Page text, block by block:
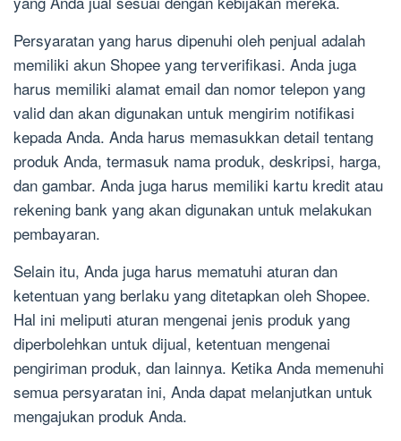
Persyaratan yang harus dipenuhi oleh penjual adalah
memiliki akun Shopee yang terverifikasi. Anda juga
harus memiliki alamat email dan nomor telepon yang
valid dan akan digunakan untuk mengirim notifikasi
kepada Anda. Anda harus memasukkan detail tentang
produk Anda, termasuk nama produk, deskripsi, harga,
dan gambar. Anda juga harus memiliki kartu kredit atau
rekening bank yang akan digunakan untuk melakukan
pembayaran.
Selain itu, Anda juga harus mematuhi aturan dan
ketentuan yang berlaku yang ditetapkan oleh Shopee.
Hal ini meliputi aturan mengenai jenis produk yang
diperbolehkan untuk dijual, ketentuan mengenai
pengiriman produk, dan lainnya. Ketika Anda memenuhi
semua persyaratan ini, Anda dapat melanjutkan untuk
mengajukan produk Anda.